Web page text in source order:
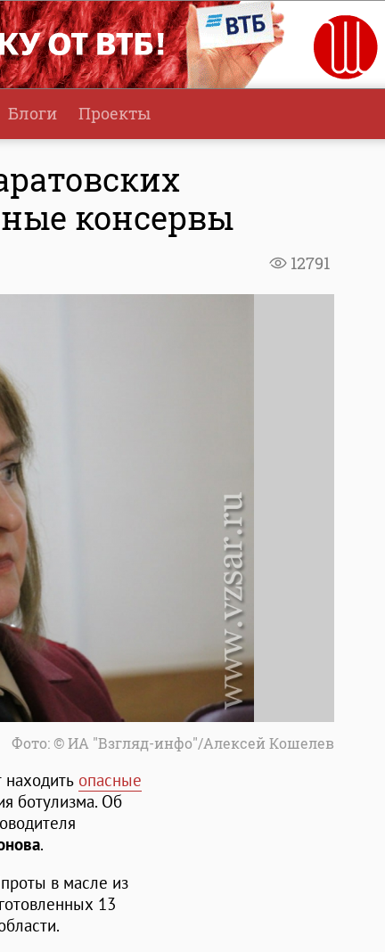
Блоги Проекты
консервы
12791
Фото: © ИА "Взгляд-инфо"/Алексей Кошелев
опасные
ботулизма. Об
.
в масле из
13